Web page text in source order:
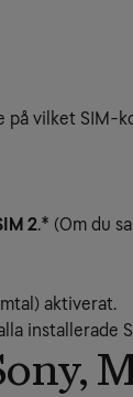
på vilket SIM-
2.* (Om du
aktiverat.
installerade